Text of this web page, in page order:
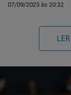
07/09/2025 às 20:32